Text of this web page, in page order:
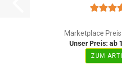
Marketplace
Unser Preis: ab
ZUM